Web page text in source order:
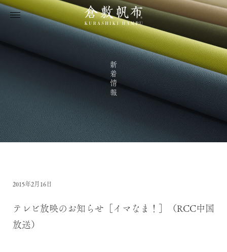
新着情報
2015年2月16日
テレビ放映のお知らせ［イマなま！］（RCC中国
放送）